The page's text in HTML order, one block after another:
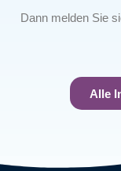
Dann melden Sie
Alle